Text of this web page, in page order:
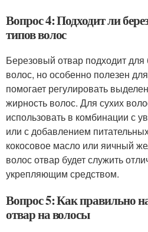
Вопрос 4: Подходит ли
типов волос
Березовый отвар подходит
волос, но особенно полезен
помогает регулировать
жирность волос. Для сухих
использовать в комбинации с
или с добавлением
кокосовое масло или яичный
волос отвар будет служить
укрепляющим средством.
Вопрос 5: Как правильно
отвар на волосы